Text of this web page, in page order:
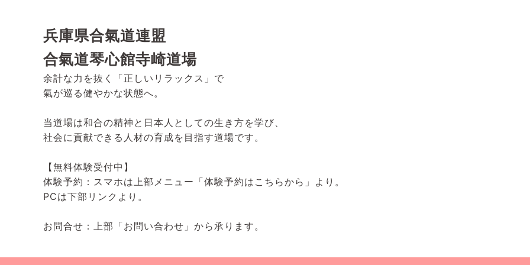
兵庫県合氣道連盟
合氣道琴心館寺崎道場
余計な力を抜く「正しいリラックス」で
氣が巡る健やかな状態へ。
当道場は和合の精神と日本人としての生き方を学び、
社会に貢献できる人材の育成を目指す道場です。
【無料体験受付中】
体験予約：スマホは上部メニュー「体験予約はこちらから」より。
PCは下部リンクより。
お問合せ：上部「お問い合わせ」から承ります。